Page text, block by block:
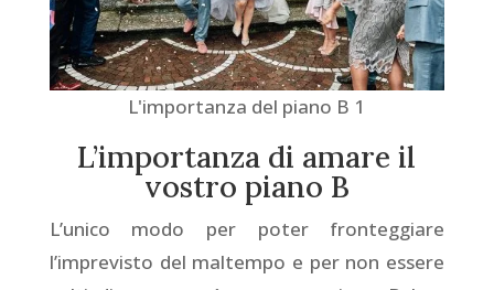
L'importanza del piano B 1
L’importanza di amare il
vostro piano B
L’unico modo per poter fronteggiare
l’imprevisto del maltempo e per non essere